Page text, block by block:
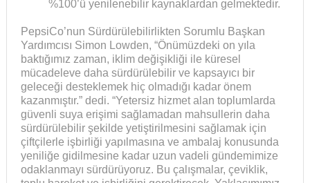
%100’ü yenilenebilir kaynaklardan gelmektedir.
PepsiCo’nun Sürdürülebilirlikten Sorumlu Başkan
Yardımcısı Simon Lowden, “Önümüzdeki on yıla
baktığımız zaman, iklim değişikliği ile küresel
mücadeleve daha sürdürülebilir ve kapsayıcı bir
geleceği desteklemek hiç olmadığı kadar önem
kazanmıştır.” dedi. “Yetersiz hizmet alan toplumlarda
güvenli suya erişimi sağlamadan mahsullerin daha
sürdürülebilir şekilde yetiştirilmesini sağlamak için
çiftçilerle işbirliği yapılmasına ve ambalaj konusunda
yeniliğe gidilmesine kadar uzun vadeli gündemimize
odaklanmayı sürdürüyoruz. Bu çalışmalar, çeviklik,